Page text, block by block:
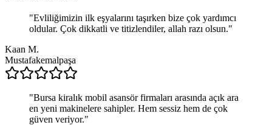
"Evliliğimizin ilk eşyalarını taşırken bize çok yardımcı
oldular. Çok dikkatli ve titizlendiler, allah razı olsun."
Kaan M.
Mustafakemalpaşa
"Bursa kiralık mobil asansör firmaları arasında açık ara
en yeni makinelere sahipler. Hem sessiz hem de çok
güven veriyor."